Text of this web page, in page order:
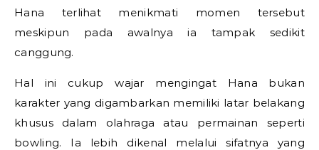
Hana terlihat menikmati momen tersebut
meskipun pada awalnya ia tampak sedikit
canggung.
Hal ini cukup wajar mengingat Hana bukan
karakter yang digambarkan memiliki latar belakang
khusus dalam olahraga atau permainan seperti
bowling. Ia lebih dikenal melalui sifatnya yang